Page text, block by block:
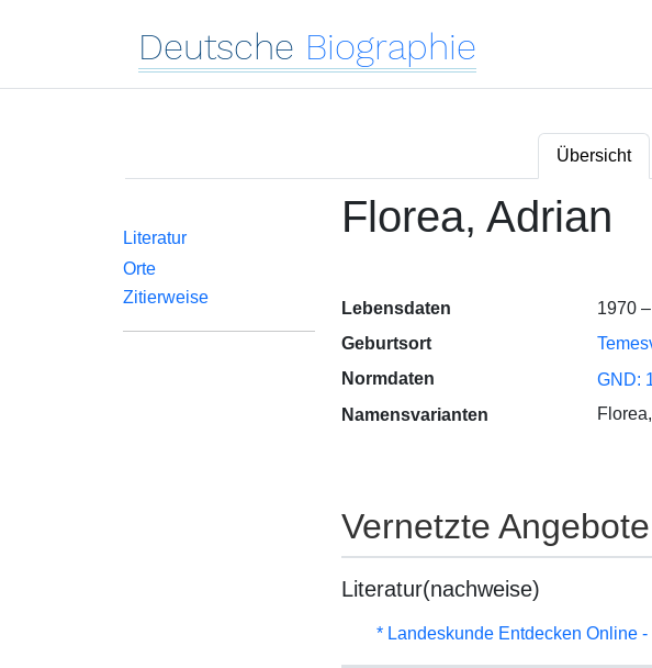
Deutsche Biographie
Übersicht
Literatur
Orte
Zitierweise
Florea, Adrian
Lebensdaten
1970 –
Geburtsort
Normdaten
GND:
Namensvarianten
Vernetzte Angebote
Literatur(nachweise)
* Landeskunde Entdecken Online